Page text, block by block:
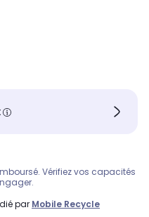
Vérifiez vos capacités
par Mobile Recycle